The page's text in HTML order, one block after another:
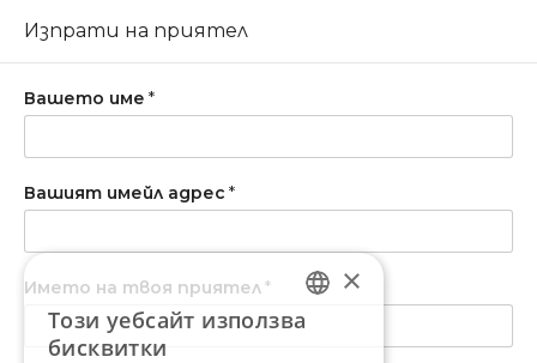
Изпрати на приятел
Вашето име *
Вашият имейл адрес *
Името на твоя приятел*
BULGARIAN
×
Този уебсайт използва
бисквитки